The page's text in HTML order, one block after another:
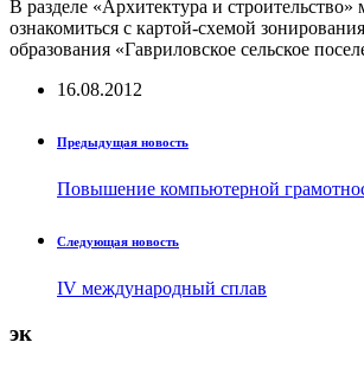
В разделе «Архитектура и
ознакомиться с картой-схемой
образования «Гавриловское сельское
16.08.2012
Предыдущая новость
Повышение компьютерной
Следующая новость
IV международный сплав
эк